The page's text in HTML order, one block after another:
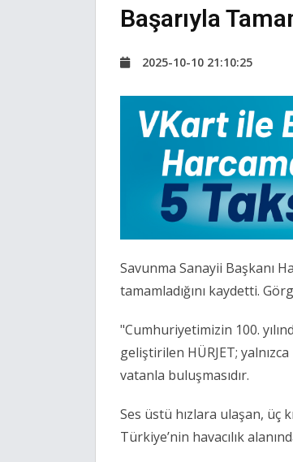
Başarıyla
2025-10-10 21:10:25
Savunma Sanayii Başkanı
tamamladığını kaydetti.
"Cumhuriyetimizin 100.
geliştirilen HÜRJET;
vatanla buluşmasıdır.
Ses üstü hızlara ulaşan, üç
Türkiye’nin havacılık